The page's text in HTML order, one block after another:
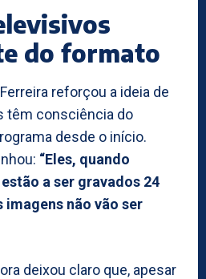
do formato
reforçou a ideia de
têm consciência do
desde o início.
“Eles, quando
a ser gravados 24
imagens não vão ser
deixou claro que, apesar